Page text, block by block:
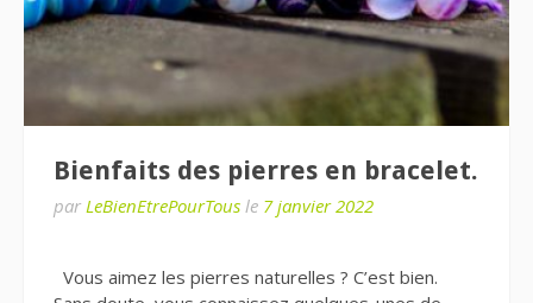
Bienfaits des pierres en bracelet.
par LeBienEtrePourTous le 7 janvier 2022
Vous aimez les pierres naturelles ? C’est bien.